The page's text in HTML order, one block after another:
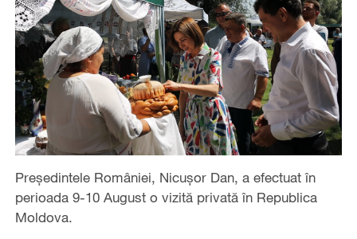
Președintele României, Nicușor Dan, a efectuat în
perioada 9-10 August o vizită privată în Republica
Moldova.